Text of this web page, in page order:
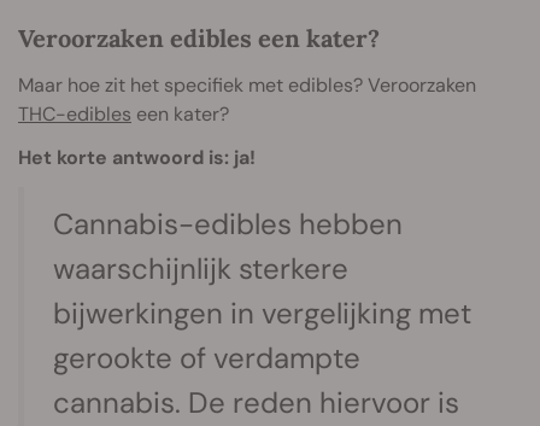
Veroorzaken edibles een kater?
Maar hoe zit het specifiek met edibles? Veroorzaken
THC-edibles een kater?
Het korte antwoord is: ja!
Cannabis-edibles hebben
waarschijnlijk sterkere
bijwerkingen in vergelijking met
gerookte of verdampte
cannabis. De reden hiervoor is